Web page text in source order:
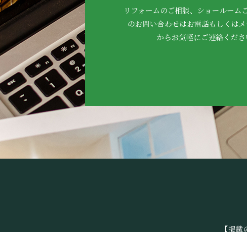
リフォームのご相談、ショールーム
のお問い合わせはお電話もしくは
からお気軽にご連絡くださ
【掲